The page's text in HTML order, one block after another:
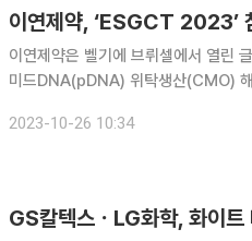
이연제약, ‘ESGCT 2023’
이연제약은 벨기에 브뤼셀에서 열린
미드DNA(pDNA) 위탁생산(CMO) 해외수주
Therapy)에서 주관하는 행사다. 찰
2023-10-26 10:34
GS칼텍스ㆍLG화학, 화이